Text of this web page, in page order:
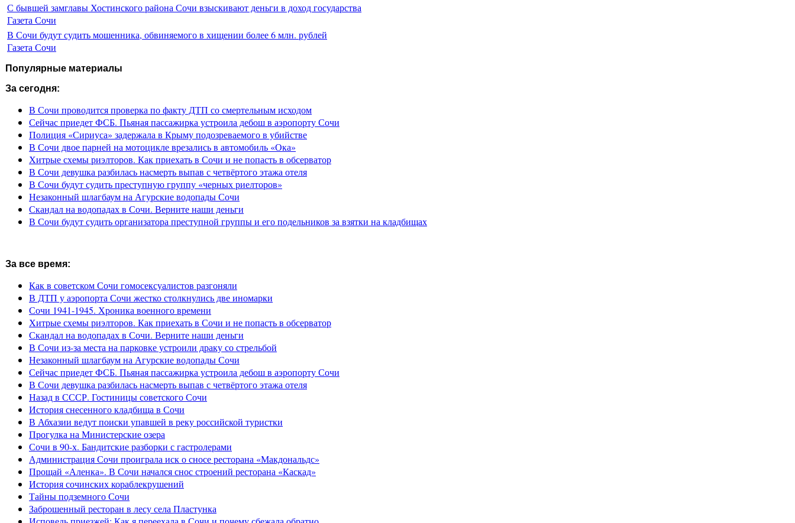
С бывшей замглавы Хостинского района Сочи взыскивают деньги в доход государства
Газета Сочи
В Сочи будут судить мошенника, обвиняемого в хищении более 6 млн. рублей
Газета Сочи
Популярные материалы
За сегодня:
В Сочи проводится проверка по факту ДТП со смертельным исходом
Сейчас приедет ФСБ. Пьяная пассажирка устроила дебош в аэропорту Сочи
Полиция «Сириуса» задержала в Крыму подозреваемого в убийстве
В Сочи двое парней на мотоцикле врезались в автомобиль «Ока»
Хитрые схемы риэлторов. Как приехать в Сочи и не попасть в обсерватор
В Сочи девушка разбилась насмерть выпав с четвёртого этажа отеля
В Сочи будут судить преступную группу «черных риелторов»
Незаконный шлагбаум на Агурские водопады Сочи
Скандал на водопадах в Сочи. Верните наши деньги
В Сочи будут судить организатора преступной группы и его подельников за взятки на кладбищах
За все время:
Как в советском Сочи гомосексуалистов разгоняли
В ДТП у аэропорта Сочи жестко столкнулись две иномарки
Сочи 1941-1945. Хроника военного времени
Хитрые схемы риэлторов. Как приехать в Сочи и не попасть в обсерватор
Скандал на водопадах в Сочи. Верните наши деньги
В Сочи из-за места на парковке устроили драку со стрельбой
Незаконный шлагбаум на Агурские водопады Сочи
Сейчас приедет ФСБ. Пьяная пассажирка устроила дебош в аэропорту Сочи
В Сочи девушка разбилась насмерть выпав с четвёртого этажа отеля
Назад в СССР. Гостиницы советского Сочи
История снесенного кладбища в Сочи
В Абхазии ведут поиски упавшей в реку российской туристки
Прогулка на Министерские озера
Сочи в 90-х. Бандитские разборки с гастролерами
Администрация Сочи проиграла иск о сносе ресторана «Макдональдс»
Прощай «Аленка». В Сочи начался снос строений ресторана «Каскад»
История сочинских кораблекрушений
Тайны подземного Сочи
Заброшенный ресторан в лесу села Пластунка